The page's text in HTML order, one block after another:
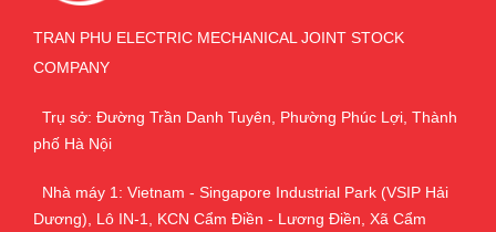
TRAN PHU ELECTRIC MECHANICAL JOINT STOCK
COMPANY
Trụ sở: Đường Trần Danh Tuyên, Phường Phúc Lợi, Thành
phố Hà Nội
Nhà máy 1: Vietnam - Singapore Industrial Park (VSIP Hải
Dương), Lô IN-1, KCN Cẩm Điền - Lương Điền, Xã Cẩm